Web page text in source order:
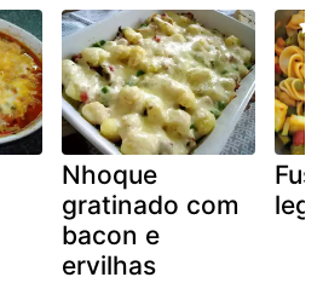
Nhoque
gratinado com
bacon e
ervilhas